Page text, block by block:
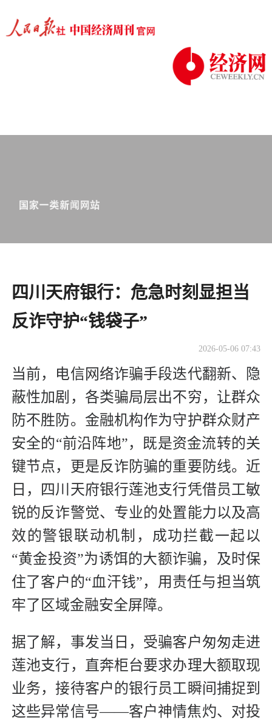
四川天府银行：危急时刻显担当
反诈守护“钱袋子”
2026-05-06 07:43
当前，电信网络诈骗手段迭代翻新、隐
蔽性加剧，各类骗局层出不穷，让群众
防不胜防。金融机构作为守护群众财产
安全的“前沿阵地”，既是资金流转的关
键节点，更是反诈防骗的重要防线。近
日，四川天府银行莲池支行凭借员工敏
锐的反诈警觉、专业的处置能力以及高
效的警银联动机制，成功拦截一起以
“黄金投资”为诱饵的大额诈骗，及时保
住了客户的“血汗钱”，用责任与担当筑
牢了区域金融安全屏障。
据了解，事发当日，受骗客户匆匆走进
莲池支行，直奔柜台要求办理大额取现
业务，接待客户的银行员工瞬间捕捉到
这些异常信号——客户神情焦灼、对投